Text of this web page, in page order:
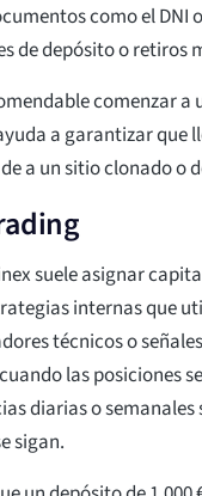
como el DNI
de depósito o retiros
comenzar
a garantizar que
a un sitio clonado o
suele asignar
internas que
técnicos o
las posiciones
diarias o
sigan.